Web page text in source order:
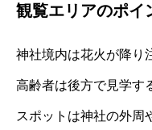
観覧エリアのポイ
神社境内は花火が降り
高齢者は後方で見学す
スポットは神社の外周